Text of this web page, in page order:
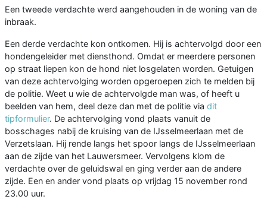
Een tweede verdachte werd aangehouden in de woning van de
inbraak.
Een derde verdachte kon ontkomen. Hij is achtervolgd door een
hondengeleider met diensthond. Omdat er meerdere personen
op straat liepen kon de hond niet losgelaten worden. Getuigen
van deze achtervolging worden opgeroepen zich te melden bij
de politie. Weet u wie de achtervolgde man was, of heeft u
beelden van hem, deel deze dan met de politie via dit
tipformulier. De achtervolging vond plaats vanuit de
bosschages nabij de kruising van de IJsselmeerlaan met de
Verzetslaan. Hij rende langs het spoor langs de IJsselmeerlaan
aan de zijde van het Lauwersmeer. Vervolgens klom de
verdachte over de geluidswal en ging verder aan de andere
zijde. Een en ander vond plaats op vrijdag 15 november rond
23.00 uur.